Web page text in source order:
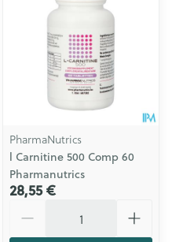
PharmaNutrics
l Carnitine 500 Comp 60
Pharmanutrics
28,55 €